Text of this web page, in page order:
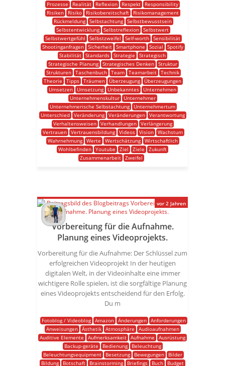
Prozesse
Realität Reflexion Respekt
Responsibility
Risiken
Risiko Risikobereitschaft
Risikomanagement
Rückmeldung
Selbstachtung
Selbstbewusstsein
Selbstentwicklung Selbstreflexion Selbstwert
Selbstwertgefühl
Selbstzweifel Self-worth
Sensibilität
Shootinganfragen
Sicherheit Smartphone Sozial
Spotify
Stabilität Standards Strategie
Strategisch
Strategische Planung
Strategisches Denken
Struktur
Strukturen
Taschenbuch Team Teamarbeit
Technik
Theorie
Tipps Träumen Überzeugung
Überzeugungen
Umsetzen
Umsetzung Unbekanntes
Unternehmen
Unternehmenskultur
Unternehmer
Unternehmerische Selbstachtung
Unternehmertum
Unterschied
Veränderung Veränderungen
Verantwortung
Verhaltensweisen
Verhandlungen
Verlängerung
Vertrauen
Vertrauensbildung Videos Vision
Wachstum
Wahrnehmung
Werte Wertschätzung
Wirtschaftlich
Wohlbefinden Youtube Ziel Ziele
Zukunft
Zusammenarbeit Zweifel
Vorbereitung für die Aufnahme.
Planung eines Videoprojekts.
Vorbereitung für die Aufnahme: Der Schlüssel zum
erfolgreichen Videoprojekt In der heutigen
digitalen Welt, in der Videoinhalte eine immer
wichtigere Rolle spielen, ist die sorgfältige Planung
eines Videoprojekts entscheidend für den Erfolg.
Du m
Fotoblog / Videoblog Amazon Änderungen Anforderungen
Anweisungen
Ästhetik Atmosphäre
Audioaufnahmen
Auditive Elemente
Aufmerksamkeit Aufnahme
Ausrüstung
Backup-geräte
Bedienung
Beleuchtung
Beleuchtungsequipment
Besetzung Bewegungen
Bilder
Bildung
Botschaft Brainstorming Briefings Buch Budget
vor 2 Jahren